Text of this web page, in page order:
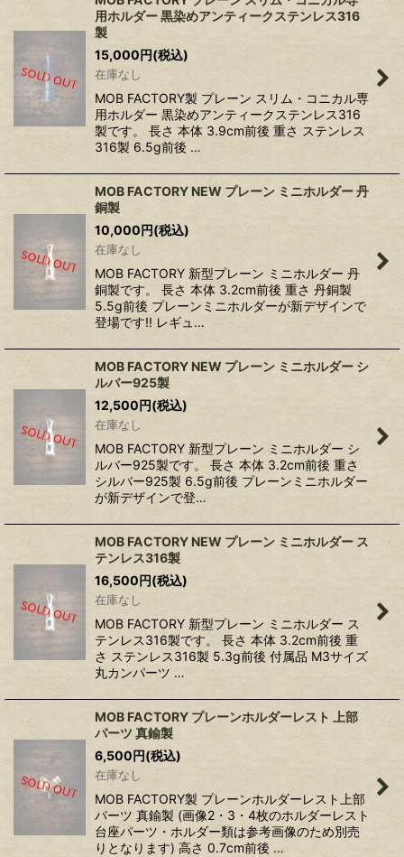
用ホルダー 黒染めアンティークステンレス316
製
15,000 円(税込)
在庫なし
MOB FACTORY製 プレーン スリム・コニカル専
用ホルダー 黒染めアンティークステンレス316
製です。 長さ 本体 3.9cm前後 重さ ステンレス
316製 6.5g前後 …
MOB FACTORY NEW プレーン ミニホルダー 丹
銅製
10,000 円(税込)
在庫なし
MOB FACTORY 新型プレーン ミニホルダー 丹
銅製です。 長さ 本体 3.2cm前後 重さ 丹銅製
5.5g前後 プレーンミニホルダーが新デザインで
登場です!! レギュ…
MOB FACTORY NEW プレーン ミニホルダー シ
ルバー925製
12,500 円(税込)
在庫なし
MOB FACTORY 新型プレーン ミニホルダー シ
ルバー925製です。 長さ 本体 3.2cm前後 重さ
シルバー925製 6.5g前後 プレーンミニホルダー
が新デザインで登…
MOB FACTORY NEW プレーン ミニホルダー ス
テンレス316製
16,500 円(税込)
在庫なし
MOB FACTORY 新型プレーン ミニホルダー ス
テンレス316製です。 長さ 本体 3.2cm前後 重
さ ステンレス316製 5.3g前後 付属品 M3サイズ
丸カンパーツ …
MOB FACTORY プレーンホルダーレスト 上部
パーツ 真鍮製
6,500 円(税込)
在庫なし
MOB FACTORY製 プレーンホルダーレスト上部
パーツ 真鍮製 (画像2・3・4枚のホルダーレスト
台座パーツ・ホルダー類は参考画像のため別売
りとなります) 高さ 0.7cm前後 …